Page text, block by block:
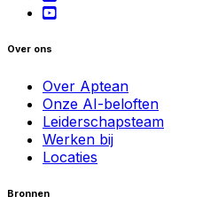
Over ons
Over Aptean
Onze AI-beloften
Leiderschapsteam
Werken bij
Locaties
Bronnen